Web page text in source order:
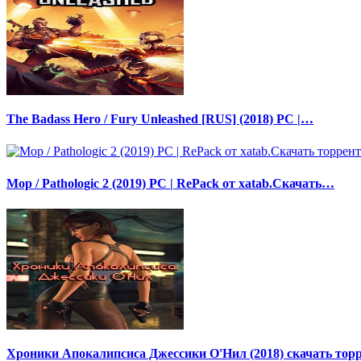
The Badass Hero / Fury Unleashed [RUS] (2018) PC |…
Мор / Pathologic 2 (2019) PC | RePack от xatab.Скачать…
Хроники Апокалипсиса Джессики О'Нил (2018) скачать